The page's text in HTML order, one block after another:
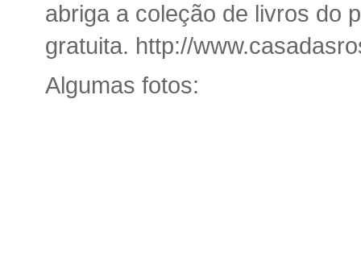
abriga a coleção de livros do
gratuita. http://
Algumas fotos: